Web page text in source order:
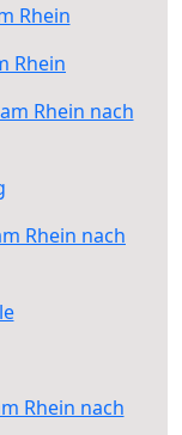
Rhein
Rhein
Rhein nach
Rhein nach
Rhein nach